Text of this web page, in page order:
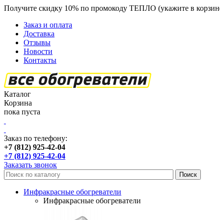
Получите скидку 10% по промокоду ТЕПЛО (укажите в
Заказ и оплата
Доставка
Отзывы
Новости
Контакты
Каталог
Корзина
пока пуста
Заказ по телефону:
+7 (812) 925-42-04
+7 (812) 925-42-04
Заказать звонок
Инфракрасные обогреватели
Инфракрасные обогреватели